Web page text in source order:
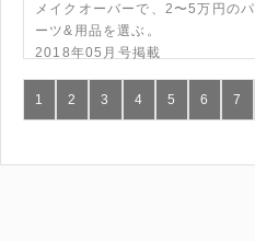
メイクオーバーで、2〜5万円のパ
ーツ&用品を選ぶ。
2018年05月号掲載
1 2 3 4 5 6 7